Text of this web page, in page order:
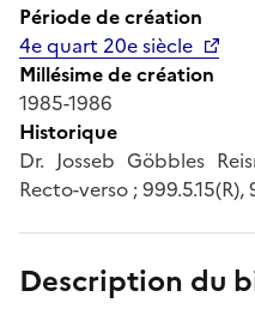
Période de création
4e quart 20e siècle
Millésime de création
1985-1986
Historique
Dr. Josseb Göbbles
Recto-verso ; 999.5.15(R),
Description du